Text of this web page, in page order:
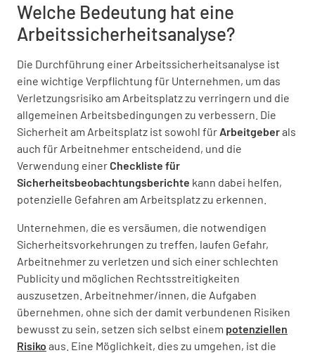
Welche Bedeutung hat eine
Arbeitssicherheitsanalyse?
Die Durchführung einer Arbeitssicherheitsanalyse ist
eine wichtige Verpflichtung für Unternehmen, um das
Verletzungsrisiko am Arbeitsplatz zu verringern und die
allgemeinen Arbeitsbedingungen zu verbessern. Die
Sicherheit am Arbeitsplatz ist sowohl für Arbeitgeberals
auch für Arbeitnehmer entscheidend, und die
Verwendung einer Checkliste für
Sicherheitsbeobachtungsberichte kann dabei helfen,
potenzielle Gefahren am Arbeitsplatz zu erkennen.
Unternehmen, die es versäumen, die notwendigen
Sicherheitsvorkehrungen zu treffen, laufen Gefahr,
Arbeitnehmer zu verletzen und sich einer schlechten
Publicity und möglichen Rechtsstreitigkeiten
auszusetzen. Arbeitnehmer/innen, die Aufgaben
übernehmen, ohne sich der damit verbundenen Risiken
bewusst zu sein, setzen sich selbst einem potenziellen
Risiko aus. Eine Möglichkeit, dies zu umgehen, ist die